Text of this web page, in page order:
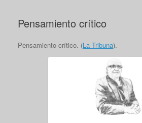
Pensamiento crítico
Pensamiento crítico. (La Tribuna).